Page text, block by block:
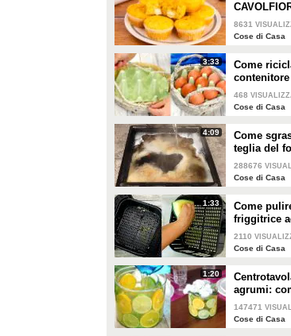
gonfi e
8631
Cose di Casa
3:33
Come
un
468
Cose di Casa
4:09
Come
teglia del
soli 2
288676
Cose di Casa
1:33
Come
friggitrice
pochi
2110
Cose di Casa
1:20
agrumi:
arricchire e
la tua tavola!
147471
Cose di Casa